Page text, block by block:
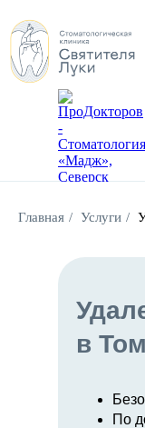
Главная / Услуги /
в
По